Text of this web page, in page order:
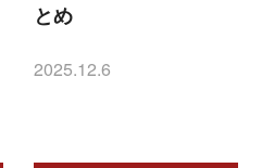
とめ
投稿日
2025.12.6